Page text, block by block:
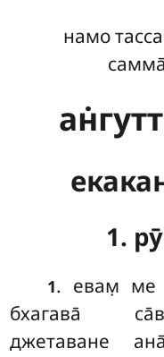
намо
1.
1. евам̣ ме
бхагава̄
джетаване